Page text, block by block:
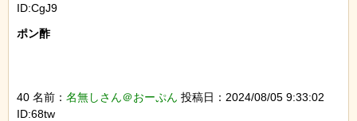
ID:CgJ9
ポン酢
40 名前： 名無しさん＠おーぷん 投稿日：2024/08/05 9:33:02
ID:68tw